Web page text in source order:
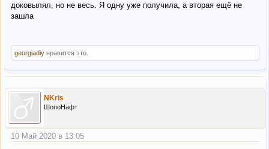
доковылял, но не весь. Я одну уже получила, а вторая ещё не
зашла
georgiadiy нравится это.
NKris
ШопоНафт
10 Май 2020 в 13:05